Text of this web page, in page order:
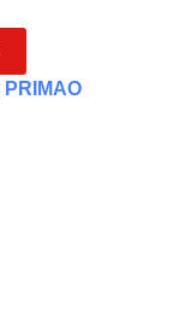
PRIMAO